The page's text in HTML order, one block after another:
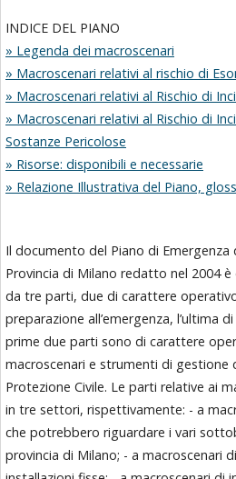
INDICE DEL PIANO
» Legenda dei macroscenari
» Macroscenari relativi al rischio di
» Macroscenari relativi al Rischio di
» Macroscenari relativi al Rischio di
Sostanze Pericolose
» Risorse: disponibili e necessarie
» Relazione Illustrativa del Piano,
Il documento del Piano di Emergenza
Provincia di Milano redatto nel 2004
da tre parti, due di carattere
preparazione all’emergenza, l’ultima
prime due parti sono di carattere
macroscenari e strumenti di gestione
Protezione Civile. Le parti relative ai
in tre settori, rispettivamente: - a
che potrebbero riguardare i vari
provincia di Milano; - a macroscenari